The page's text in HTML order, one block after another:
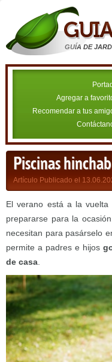
GUÍA DE
Agregar a
Recomendar a tus
Piscinas
Artículo Publicado el
El verano está a la
prepararse para la
necesitan para pasárselo
permite a padres e hijos
de casa